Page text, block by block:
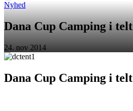
Nyhed
Dana Cup Camping i telt
24. nov 2014
Dana Cup Camping i telt